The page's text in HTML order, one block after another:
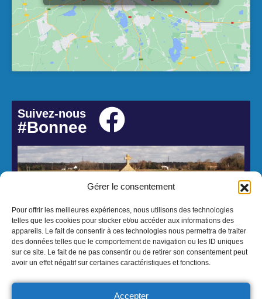
Gérer le consentement
Pour offrir les meilleures expériences, nous utilisons des technologies
telles que les cookies pour stocker et/ou accéder aux informations des
appareils. Le fait de consentir à ces technologies nous permettra de traiter
des données telles que le comportement de navigation ou les ID uniques
sur ce site. Le fait de ne pas consentir ou de retirer son consentement peut
avoir un effet négatif sur certaines caractéristiques et fonctions.
Accepter
Suivez-nous
#Bonnee
© 2026 Mairie de Bonnée - Réalisation Atmedia & Partner's
Mentions Légales
Politique de confidentialité
Politique cookies